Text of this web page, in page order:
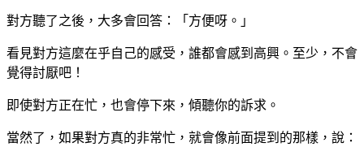
對方聽了之後，大多會回答：「 方便呀 。」
看見對方這麼在乎自己的感受，誰都會感到高興。至少，不會
覺得討厭吧！
即使對方正在忙，也會停下來，傾聽你的訴求。
當然了，如果對方真的非常忙，就會像前面提到的那樣，說：